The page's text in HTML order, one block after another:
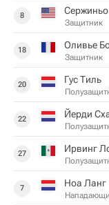
8
Защитник
18 Оливье
Защитник
20 Гус Тиль
22 Йерди
27 Ирвинг
7 Ноа Ланг